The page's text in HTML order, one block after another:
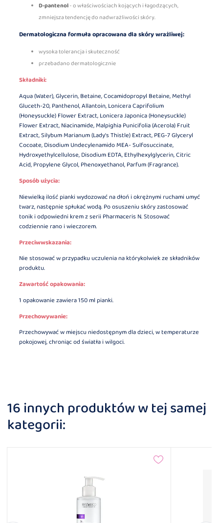
D-pantenol- o właściwościach kojących i łagodzących,
zmniejsza tendencję do nadwrażliwości skóry.
Dermatologiczna formuła opracowana dla skóry wrażliwej:
wysoka tolerancja i skuteczność
przebadano dermatologicznie
Składniki:
Aqua (Water), Glycerin, Betaine, Cocamidopropyl Betaine, Methyl
Gluceth-20, Panthenol, Allantoin, Lonicera Caprifolium
(Honeysuckle) Flower Extract, Lonicera Japonica (Honeysuckle)
Flower Extract, Niacinamide, Malpighia Punicifolia (Acerola) Fruit
Extract, Silybum Marianum (Lady's Thistle) Extract, PEG-7 Glyceryl
Cocoate, Disodium Undecylenamido MEA- Sulfosuccinate,
Hydroxyethylcellulose, Disodium EDTA, Ethylhexylglycerin, Citric
Acid, Propylene Glycol, Phenoxyethanol, Parfum (Fragrance).
Sposób użycia:
Niewielką ilość pianki wydozować na dłoń i okrężnymi ruchami umyć
twarz, następnie spłukać wodą. Po osuszeniu skóry zastosować
tonik i odpowiedni krem z serii Pharmaceris N. Stosować
codziennie rano i wieczorem.
Przeciwwskazania:
Nie stosować w przypadku uczulenia na którykolwiek ze składników
produktu.
Zawartość opakowania:
1 opakowanie zawiera 150 ml pianki.
Przechowywanie:
Przechowywać w miejscu niedostępnym dla dzieci, w temperaturze
pokojowej, chroniąc od światła i wilgoci.
16 innych produktów w tej samej
kategorii: